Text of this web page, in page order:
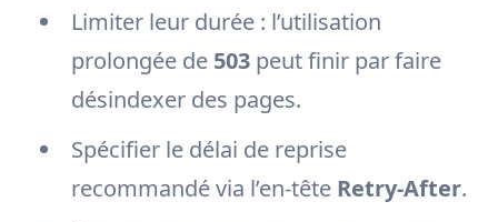
Limiter leur durée : l’utilisation
prolongée de 503 peut finir par faire
désindexer des pages.
Spécifier le délai de reprise
recommandé via l’en-tête Retry-After.